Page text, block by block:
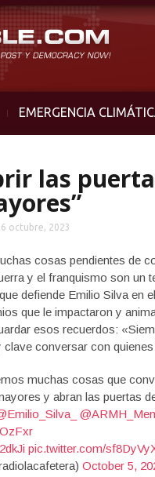
EMERGENCIA
las
6 octubre, 2023
cosas pendientes de
y el franquismo son un
defiende Emilio Silva en el
que le impactaron y
esos recuerdos:
clave conversar con
muchas cosas que
y abran las puertas
pic.twitter.com/
October 5,